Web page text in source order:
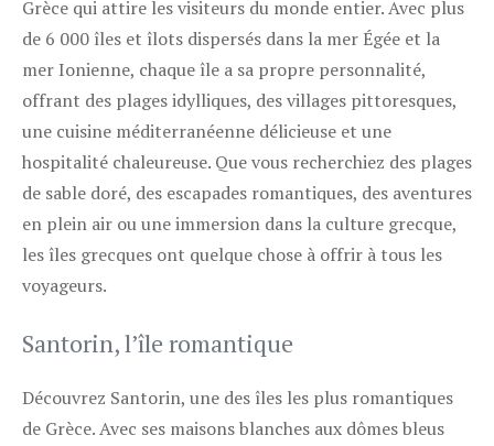
Grèce qui attire les visiteurs du monde entier. Avec plus
de 6 000 îles et îlots dispersés dans la mer Égée et la
mer Ionienne, chaque île a sa propre personnalité,
offrant des plages idylliques, des villages pittoresques,
une cuisine méditerranéenne délicieuse et une
hospitalité chaleureuse. Que vous recherchiez des plages
de sable doré, des escapades romantiques, des aventures
en plein air ou une immersion dans la culture grecque,
les îles grecques ont quelque chose à offrir à tous les
voyageurs.
Santorin, l’île romantique
Découvrez Santorin, une des îles les plus romantiques
de Grèce. Avec ses maisons blanches aux dômes bleus